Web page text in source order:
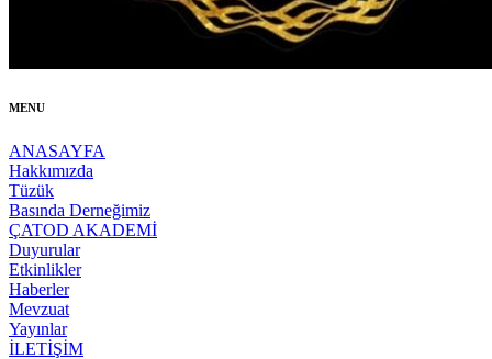
MENU
ANASAYFA
Hakkımızda
Tüzük
Basında Derneğimiz
ÇATOD AKADEMİ
Duyurular
Etkinlikler
Haberler
Mevzuat
Yayınlar
İLETİŞİM